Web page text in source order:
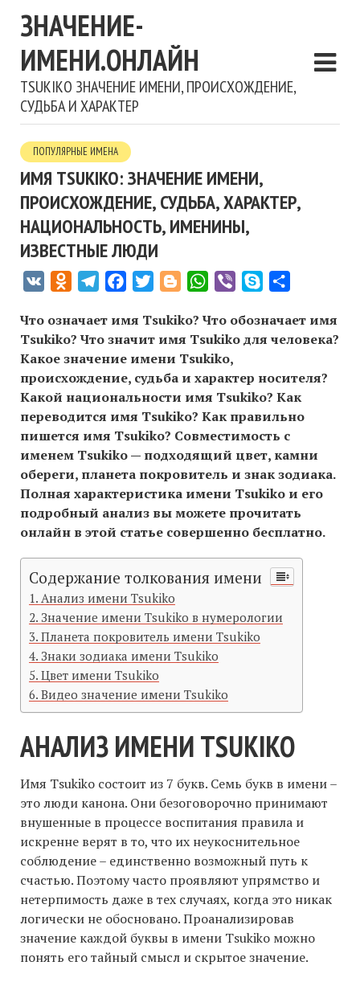
ЗНАЧЕНИЕ-
ИМЕНИ.ОНЛАЙН
TSUKIKO ЗНАЧЕНИЕ ИМЕНИ, ПРОИСХОЖДЕНИЕ,
СУДЬБА И ХАРАКТЕР
ПОПУЛЯРНЫЕ ИМЕНА
ИМЯ TSUKIKO: ЗНАЧЕНИЕ ИМЕНИ,
ПРОИСХОЖДЕНИЕ, СУДЬБА, ХАРАКТЕР,
НАЦИОНАЛЬНОСТЬ, ИМЕНИНЫ,
ИЗВЕСТНЫЕ ЛЮДИ
VK Odnoklassniki
TelegramFacebookTwitterBloggerWhatsApp
Viber Skype
Что означает имя Tsukiko? Что обозначает имя
Tsukiko? Что значит имя Tsukiko для человека?
Какое значение имени Tsukiko,
происхождение, судьба и характер носителя?
Какой национальности имя Tsukiko? Как
переводится имя Tsukiko? Как правильно
пишется имя Tsukiko? Совместимость c
именем Tsukiko — подходящий цвет, камни
обереги, планета покровитель и знак зодиака.
Полная характеристика имени Tsukiko и его
подробный анализ вы можете прочитать
онлайн в этой статье совершенно бесплатно.
Содержание толкования имени
Анализ имени Tsukiko
Значение имени Tsukiko в нумерологии
Планета покровитель имени Tsukiko
Знаки зодиака имени Tsukiko
Цвет имени Tsukiko
Видео значение имени Tsukiko
АНАЛИЗ ИМЕНИ TSUKIKO
Имя Tsukiko состоит из 7 букв. Семь букв в имени –
это люди канона. Они безоговорочно принимают
внушенные в процессе воспитания правила и
искренне верят в то, что их неукоснительное
соблюдение – единственно возможный путь к
счастью. Поэтому часто проявляют упрямство и
нетерпимость даже в тех случаях, когда это никак
логически не обосновано. Проанализировав
значение каждой буквы в имени Tsukiko можно
понять его тайный смысл и скрытое значение.